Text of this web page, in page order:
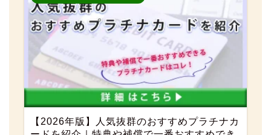
【2026年版】人気抜群のおすすめプラチナカ